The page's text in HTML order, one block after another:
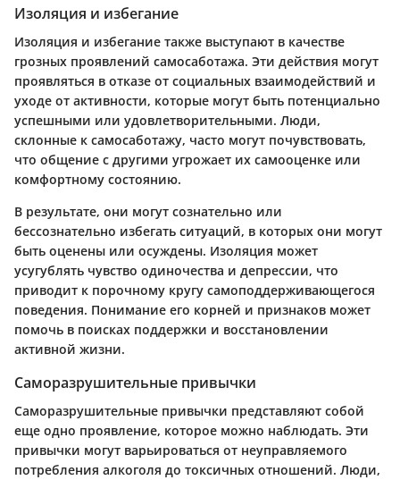
Изоляция и избегание
Изоляция и избегание также выступают в качестве
грозных проявлений самосаботажа. Эти действия могут
проявляться в отказе от социальных взаимодействий и
уходе от активности, которые могут быть потенциально
успешными или удовлетворительными. Люди,
склонные к самосаботажу, часто могут почувствовать,
что общение с другими угрожает их самооценке или
комфортному состоянию.
В результате, они могут сознательно или
бессознательно избегать ситуаций, в которых они могут
быть оценены или осуждены. Изоляция может
усугублять чувство одиночества и депрессии, что
приводит к порочному кругу самоподдерживающегося
поведения. Понимание его корней и признаков может
помочь в поисках поддержки и восстановлении
активной жизни.
Саморазрушительные привычки
Саморазрушительные привычки представляют собой
еще одно проявление, которое можно наблюдать. Эти
привычки могут варьироваться от неуправляемого
потребления алкоголя до токсичных отношений. Люди,